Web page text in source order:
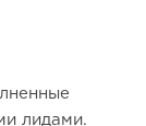
лидами.